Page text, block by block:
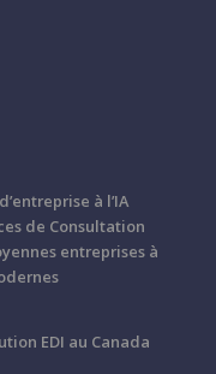
à l’IA
de Consultation
entreprises à
EDI au Canada